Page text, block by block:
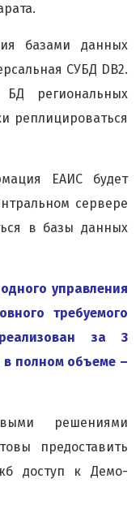
базами данных
СУБД DB2.
региональных
реплицироваться
ЕАИС будет
сервере
в базы данных
управления
требуемого
за 3
в полном объеме –
решениями
предоставить
доступ к Демо-